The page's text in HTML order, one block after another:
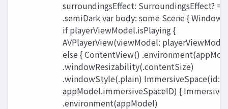
surroundingsEffect: SurroundingsEffect? =
.semiDark var body: some Scene {
if playerViewModel.isPlaying {
AVPlayerView(viewModel:
else { ContentView()
.windowResizability(.contentSize)
.windowStyle(.plain) ImmersiveSpace(id:
appModel.immersiveSpaceID) {
.environment(appModel)